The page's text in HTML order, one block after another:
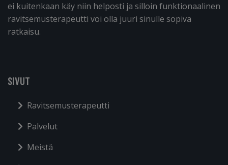
ei kuitenkaan käy niin helposti ja silloin funktionaalinen
ravitsemusterapeutti voi olla juuri sinulle sopiva
ratkaisu.
SIVUT
Ravitsemusterapeutti
Palvelut
Meistä